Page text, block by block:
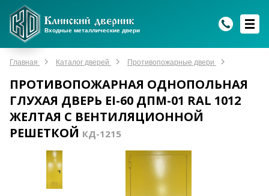
Входные металлические двери
Главная Каталог дверей Противопожарные двери
ПРОТИВОПОЖАРНАЯ ОДНОПОЛЬНАЯ
ГЛУХАЯ ДВЕРЬ EI-60 ДПМ-01 RAL 1012
ЖЕЛТАЯ С ВЕНТИЛЯЦИОННОЙ
РЕШЕТКОЙ КД-1215
Max
Мы онлайн!
WhatsApp
Мы онлайн!
Telegram
Мы онлайн!
Max
Мы онлайн!
WhatsApp
Мы онлайн!